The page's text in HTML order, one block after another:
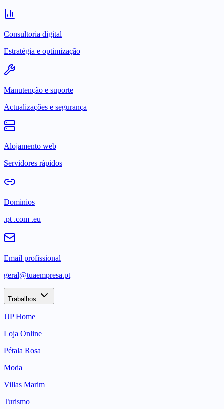
Consultoria digital
Estratégia e optimização
Manutenção e suporte
Actualizações e segurança
Alojamento web
Servidores rápidos
Dominios
.pt .com .eu
Email profissional
geral@tuaempresa.pt
Trabalhos
JJP Home
Loja Online
Pétala Rosa
Moda
Villas Marim
Turismo